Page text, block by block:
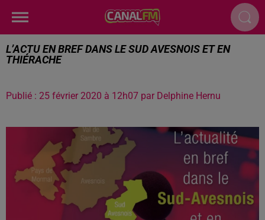
L’ACTU EN BREF DANS LE SUD AVESNOIS ET EN
THIÉRACHE
Publié : 25 février 2020 à 12h07 par Delphine Hernu